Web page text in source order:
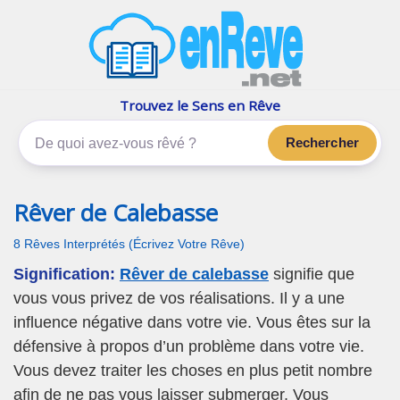
Les rêves, c'est plus que çaTrouvez le Sens en Rêve
Rechercher
Rêver de Calebasse
8 Rêves Interprétés (Écrivez Votre Rêve)
Signification: Rêver de calebasse signifie que
vous vous privez de vos réalisations. Il y a une
influence négative dans votre vie. Vous êtes sur la
défensive à propos d’un problème dans votre vie.
Vous devez traiter les choses en plus petit nombre
afin de ne pas vous laisser submerger. Vous